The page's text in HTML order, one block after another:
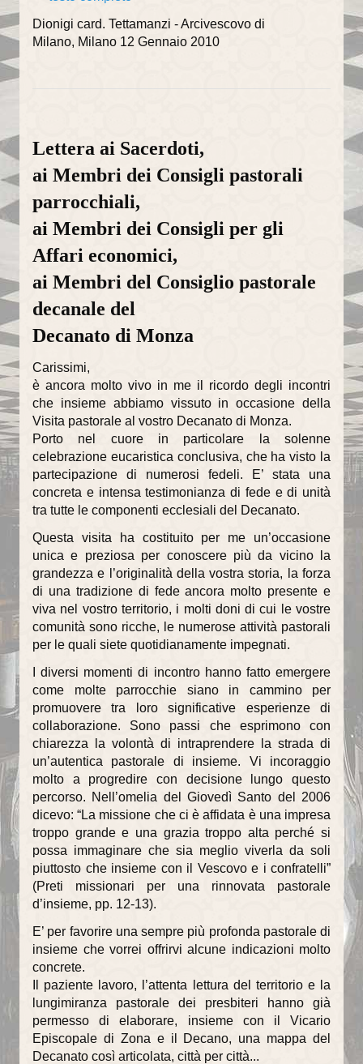
Dionigi card. Tettamanzi - Arcivescovo di
Milano, Milano 12 Gennaio 2010
Lettera ai Sacerdoti,
ai Membri dei Consigli pastorali
parrocchiali,
ai Membri dei Consigli per gli
Affari economici,
ai Membri del Consiglio pastorale
decanale del
Decanato di Monza
Carissimi,
è ancora molto vivo in me il ricordo degli incontri
che insieme abbiamo vissuto in occasione della
Visita pastorale al vostro Decanato di Monza.
Porto nel cuore in particolare la solenne
celebrazione eucaristica conclusiva, che ha visto la
partecipazione di numerosi fedeli. E’ stata una
concreta e intensa testimonianza di fede e di unità
tra tutte le componenti ecclesiali del Decanato.
Questa visita ha costituito per me un’occasione
unica e preziosa per conoscere più da vicino la
grandezza e l’originalità della vostra storia, la forza
di una tradizione di fede ancora molto presente e
viva nel vostro territorio, i molti doni di cui le vostre
comunità sono ricche, le numerose attività pastorali
per le quali siete quotidianamente impegnati.
I diversi momenti di incontro hanno fatto emergere
come molte parrocchie siano in cammino per
promuovere tra loro significative esperienze di
collaborazione. Sono passi che esprimono con
chiarezza la volontà di intraprendere la strada di
un’autentica pastorale di insieme. Vi incoraggio
molto a progredire con decisione lungo questo
percorso. Nell’omelia del Giovedì Santo del 2006
dicevo: “La missione che ci è affidata è una impresa
troppo grande e una grazia troppo alta perché si
possa immaginare che sia meglio viverla da soli
piuttosto che insieme con il Vescovo e i confratelli”
(Preti missionari per una rinnovata pastorale
d’insieme, pp. 12-13).
E’ per favorire una sempre più profonda pastorale di
insieme che vorrei offrirvi alcune indicazioni molto
concrete.
Il paziente lavoro, l’attenta lettura del territorio e la
lungimiranza pastorale dei presbiteri hanno già
permesso di elaborare, insieme con il Vicario
Episcopale di Zona e il Decano, una mappa del
Decanato così articolata, città per città...